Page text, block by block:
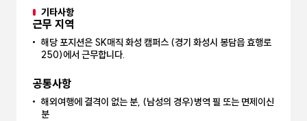
기타사항
근무 지역
해당 포지션은 SK매직 화성 캠퍼스 (경기 화성시 봉담읍 효행로
250)에서 근무합니다.
공통사항
해외여행에 결격이 없는 분, (남성의 경우)병역 필 또는 면제이신
분